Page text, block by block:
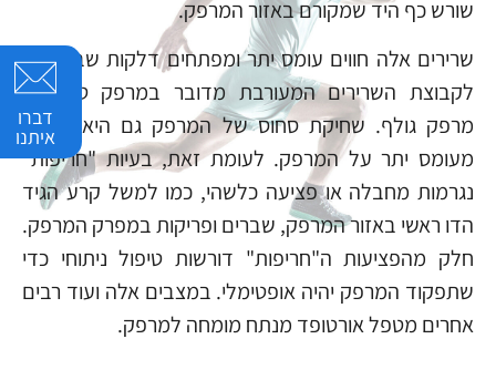
שורש כף היד שמקורם באזור המרפק.
שרירים אלה חווים עומס יתר ומפתחים דלקות שבהתאם
לקבוצת השרירים המעורבת מדובר במרפק טניס או
מרפק גולף. שחיקת סחוס של המרפק גם היא נובעת
מעומס יתר על המרפק. לעומת זאת, בעיות "חריפות"
נגרמות מחבלה או פציעה כלשהי, כמו למשל קרע הגיד
הדו ראשי באזור המרפק, שברים ופריקות במפרק המרפק.
חלק מהפציעות ה"חריפות" דורשות טיפול ניתוחי כדי
שתפקוד המרפק יהיה אופטימלי. במצבים אלה ועוד רבים
אחרים מטפל אורטופד מנתח מומחה למרפק.
דברו
איתנו